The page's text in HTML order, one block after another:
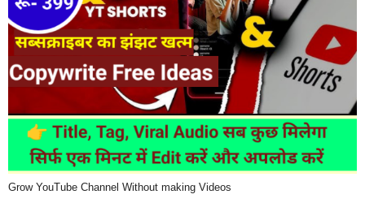
Grow YouTube Channel Without making Videos